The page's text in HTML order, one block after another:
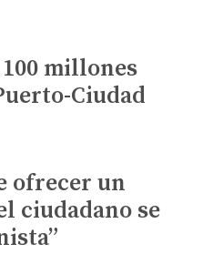
millones
Ciudad
ofrecer un
ciudadano se